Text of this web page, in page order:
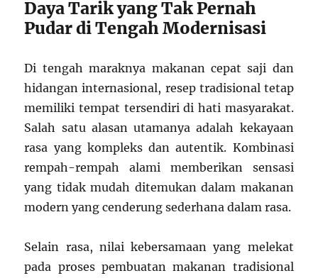
Daya Tarik yang Tak Pernah
Pudar di Tengah Modernisasi
Di tengah maraknya makanan cepat saji dan
hidangan internasional, resep tradisional tetap
memiliki tempat tersendiri di hati masyarakat.
Salah satu alasan utamanya adalah kekayaan
rasa yang kompleks dan autentik. Kombinasi
rempah-rempah alami memberikan sensasi
yang tidak mudah ditemukan dalam makanan
modern yang cenderung sederhana dalam rasa.
Selain rasa, nilai kebersamaan yang melekat
pada proses pembuatan makanan tradisional